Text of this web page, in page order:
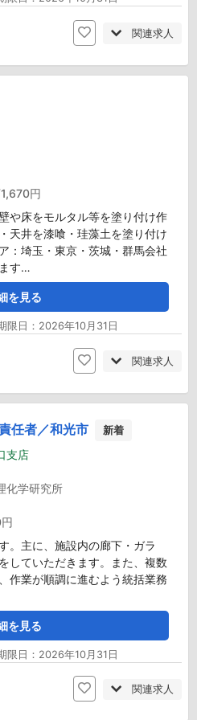
関連求人
円
や床をモルタル等を塗り付け作
天井を漆喰・珪藻土を塗り付け
：埼玉・東京・茨城・群馬会社
す…
を見る
日：2026年10月31日
関連求人
任者／和光市 新着
支店
化学研究所
。主に、施設内の廊下・ガラ
していただきます。また、複数
作業が順調に進むよう統括業務
を見る
日：2026年10月31日
関連求人